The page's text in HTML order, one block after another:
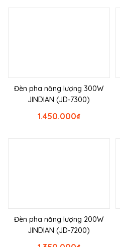
Đèn pha năng lượng 300W
JINDIAN (JD-7300)
₫
1.450.000
Đèn pha năng lượng 200W
JINDIAN (JD-7200)